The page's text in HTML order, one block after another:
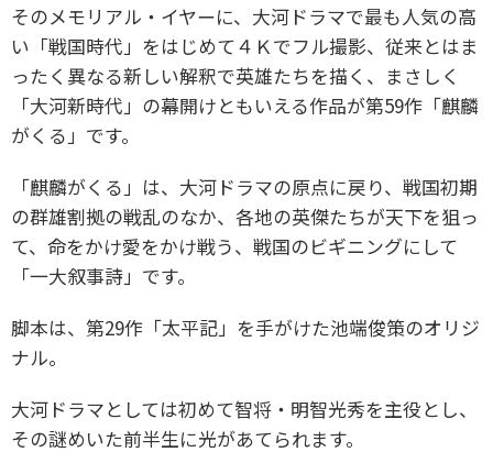
そのメモリアル・イヤーに、大河ドラマで最も人気の高
い「戦国時代」をはじめて４Ｋでフル撮影、従来とはま
ったく異なる新しい解釈で英雄たちを描く、まさしく
「大河新時代」の幕開けともいえる作品が第59作「麒麟
がくる」です。
「麒麟がくる」は、大河ドラマの原点に戻り、戦国初期
の群雄割拠の戦乱のなか、各地の英傑たちが天下を狙っ
て、命をかけ愛をかけ戦う、戦国のビギニングにして
「一大叙事詩」です。
脚本は、第29作「太平記」を手がけた池端俊策のオリジ
ナル。
大河ドラマとしては初めて智将・明智光秀を主役とし、
その謎めいた前半生に光があてられます。